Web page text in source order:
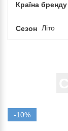
Країна бренду
Сезон Літо
-10%